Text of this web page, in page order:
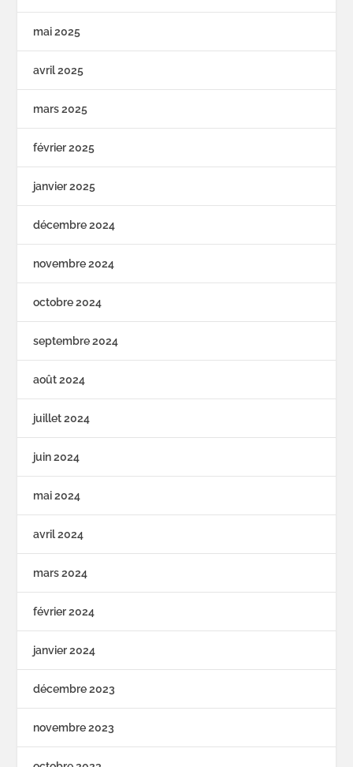
mai 2025
avril 2025
mars 2025
février 2025
janvier 2025
décembre 2024
novembre 2024
octobre 2024
septembre 2024
août 2024
juillet 2024
juin 2024
mai 2024
avril 2024
mars 2024
février 2024
janvier 2024
décembre 2023
novembre 2023